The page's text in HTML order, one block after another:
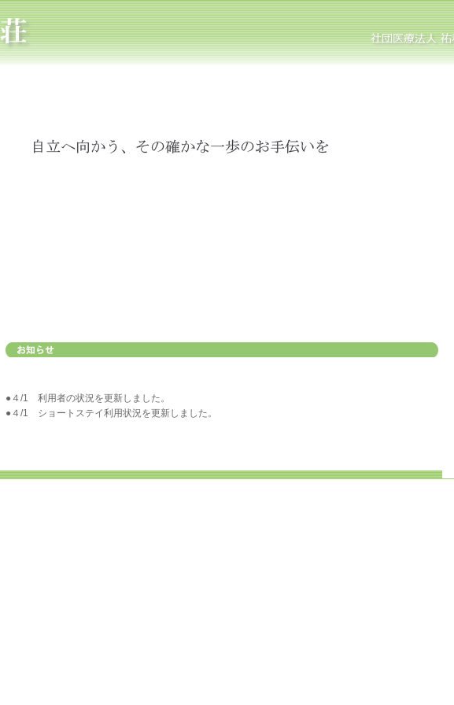
●４/1 利用者の状況を更新しました。
●４/1 ショートステイ利用状況を更新しました。